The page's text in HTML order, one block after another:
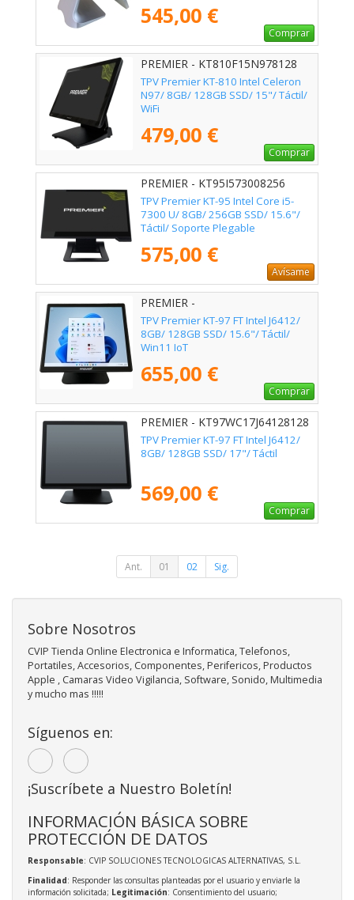
545,00 €
Comprar
PREMIER - KT810F15N978128
TPV Premier KT-810 Intel Celeron
N97/ 8GB/ 128GB SSD/ 15"/ Táctil/
WiFi
479,00 €
Comprar
PREMIER - KT95I573008256
TPV Premier KT-95 Intel Core i5-
7300 U/ 8GB/ 256GB SSD/ 15.6"/
Táctil/ Soporte Plegable
575,00 €
Avísame
PREMIER -
KT97WC17J64128128W11
TPV Premier KT-97 FT Intel J6412/
8GB/ 128GB SSD/ 15.6"/ Táctil/
Win11 IoT
655,00 €
Comprar
PREMIER - KT97WC17J64128128
TPV Premier KT-97 FT Intel J6412/
8GB/ 128GB SSD/ 17"/ Táctil
569,00 €
Comprar
Ant. 01 02 Sig.
Sobre Nosotros
CVIP Tienda Online Electronica e Informatica, Telefonos,
Portatiles, Accesorios, Componentes, Perifericos, Productos
Apple , Camaras Video Vigilancia, Software, Sonido, Multimedia
y mucho mas !!!!!
Síguenos en:
¡Suscríbete a Nuestro Boletín!
INFORMACIÓN BÁSICA SOBRE
PROTECCIÓN DE DATOS
Responsable: CVIP SOLUCIONES TECNOLOGICAS ALTERNATIVAS, S.L.
Finalidad: Responder las consultas planteadas por el usuario y enviarle la
información solicitada; Legitimación: Consentimiento del usuario;